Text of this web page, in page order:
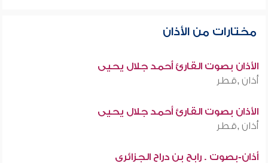
مختارات من الأذان
الأذان بصوت القارئ أحمد جلال يحيى
أذان ,قطر
الأذان بصوت القارئ أحمد جلال يحيى
أذان ,قطر
أذان-بصوت . رابح بن دراح الجزائري